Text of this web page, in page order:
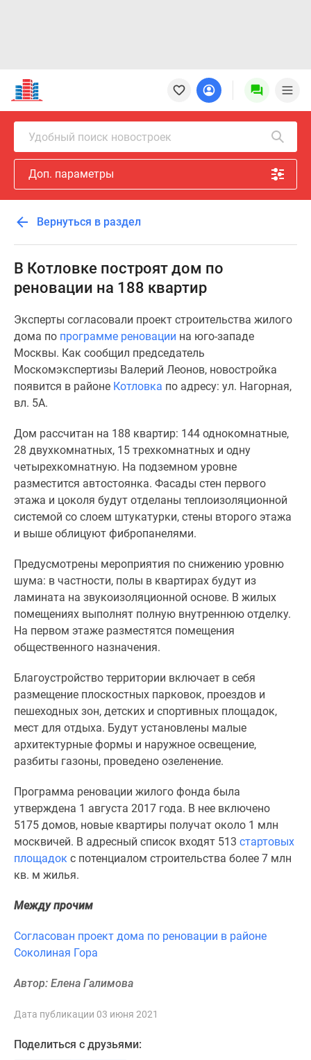
Новостройки
Квартиры
Ипотека
Новостройки
Москвы
Новостройки
Подмосковья
Новостройки
Москвы
Готовые
новостройки
Новостройки
Специальные
предложения
Коммерческие
помещения
Продавцы
застройщики
Панорамы
новостроек
Видеообзор
новостроек
Экспертиза
Москвы
Подмосковья
Студии
комнатные
комнатные
комнатные
Квартиры
карте
калькулятор
Семейная
ипотека
Военная
ипотека
Банки
программы
Новости
недвижимости
Мнение
эксперта
Аналитика
Покупателю
Удобный поиск новостроек
Доп. параметры
Вернуться в раздел
В Котловке построят дом по
реновации на 188 квартир
Эксперты согласовали проект строительства жилого
дома по программе реновации на юго-западе
Москвы. Как сообщил председатель
Москомэкспертизы Валерий Леонов, новостройка
появится в районе Котловка по адресу: ул. Нагорная,
вл. 5А.
Дом рассчитан на 188 квартир: 144 однокомнатные,
28 двухкомнатных, 15 трехкомнатных и одну
четырехкомнатную. На подземном уровне
разместится автостоянка. Фасады стен первого
этажа и цоколя будут отделаны теплоизоляционной
системой со слоем штукатурки, стены второго этажа
и выше облицуют фибропанелями.
Предусмотрены мероприятия по снижению уровню
шума: в частности, полы в квартирах будут из
ламината на звукоизоляционной основе. В жилых
помещениях выполнят полную внутреннюю отделку.
На первом этаже разместятся помещения
общественного назначения.
Благоустройство территории включает в себя
размещение плоскостных парковок, проездов и
пешеходных зон, детских и спортивных площадок,
мест для отдыха. Будут установлены малые
архитектурные формы и наружное освещение,
разбиты газоны, проведено озеленение.
Программа реновации жилого фонда была
утверждена 1 августа 2017 года. В нее включено
5175 домов, новые квартиры получат около 1 млн
москвичей. В адресный список входят 513 стартовых
площадок с потенциалом строительства более 7 млн
кв. м жилья.
Между прочим
Согласован проект дома по реновации в районе
Соколиная Гора
Автор: Елена Галимова
Дата публикации 03 июня 2021
Поделиться с друзьями: